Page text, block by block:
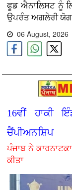
ਫੂਡ ਐਨਾਲਿਸਟ ਨੂੰ
ਉਪਰੰਤ ਅਗਲੇਰੀ ਯੋਗ
06 August, 2026
16ਵੀਂ ਹਾਕੀ
ਚੈਂਪੀਅਨਸ਼ਿਪ
ਪੰਜਾਬ ਨੇ
ਕੀਤਾ